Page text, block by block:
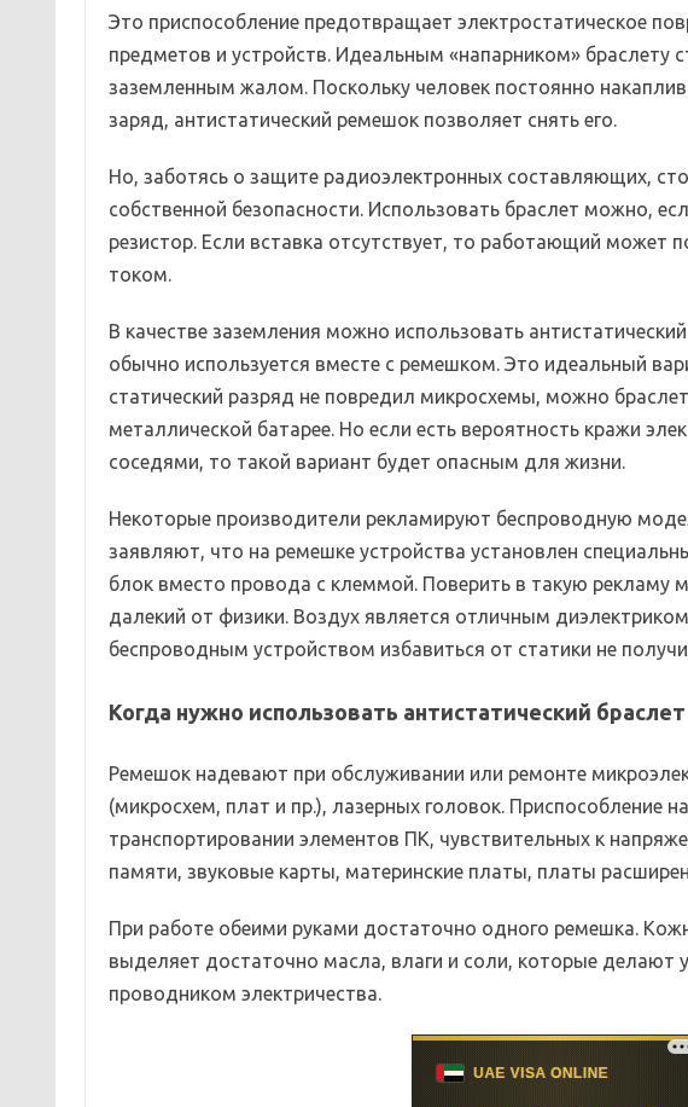
Это приспособление предотвращает электростатическое
предметов и устройств. Идеальным «напарником» браслету
заземленным жалом. Поскольку человек постоянно
заряд, антистатический ремешок позволяет снять его.
Но, заботясь о защите радиоэлектронных составляющих,
собственной безопасности. Использовать браслет можно,
резистор. Если вставка отсутствует, то работающий может
током.
В качестве заземления можно использовать
обычно используется вместе с ремешком. Это идеальный
статический разряд не повредил микросхемы, можно
металлической батарее. Но если есть вероятность кражи
соседями, то такой вариант будет опасным для жизни.
Некоторые производители рекламируют беспроводную
заявляют, что на ремешке устройства установлен
блок вместо провода с клеммой. Поверить в такую рекламу
далекий от физики. Воздух является отличным
беспроводным устройством избавиться от статики не
Когда нужно использовать антистатический браслет
Ремешок надевают при обслуживании или ремонте
(микросхем, плат и пр.), лазерных головок. Приспособление
транспортировании элементов ПК, чувствительных к
памяти, звуковые карты, материнские платы, платы
При работе обеими руками достаточно одного ремешка.
выделяет достаточно масла, влаги и соли, которые делают
проводником электричества.